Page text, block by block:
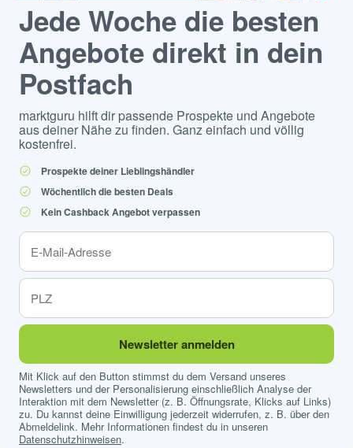
Jede Woche die besten
Angebote direkt in dein
Postfach
marktguru hilft dir passende Prospekte und Angebote
aus deiner Nähe zu finden. Ganz einfach und völlig
kostenfrei.
Prospekte deiner Lieblingshändler
Wöchentlich die besten Deals
Kein Cashback Angebot verpassen
Newsletter anmelden
Mit Klick auf den Button stimmst du dem Versand unseres
Newsletters und der Personalisierung einschließlich Analyse der
Interaktion mit dem Newsletter (z. B. Öffnungsrate, Klicks auf Links)
zu. Du kannst deine Einwilligung jederzeit widerrufen, z. B. über den
Abmeldelink. Mehr Informationen findest du in unseren
Datenschutzhinweisen.